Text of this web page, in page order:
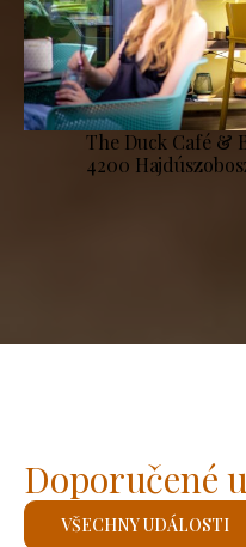
The Duck Café &
4200
Doporučené
VŠECHNY UDÁLOSTI